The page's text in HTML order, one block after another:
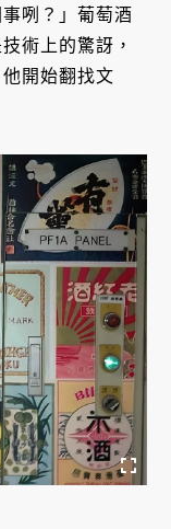
咧？」葡萄酒
術上的驚訝，
開始翻找文